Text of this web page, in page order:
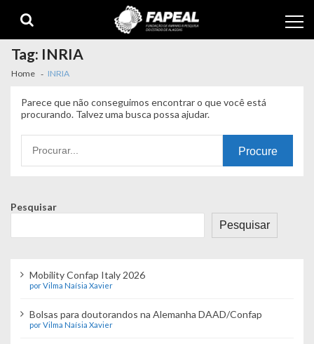
navigation
content
Tag: INRIA
Home INRIA
Parece que não conseguimos encontrar o que você está
procurando. Talvez uma busca possa ajudar.
por:
Pesquisar
Pesquisar
Mobility Confap Italy 2026
por Vilma Naísia Xavier
Bolsas para doutorandos na Alemanha DAAD/Confap
por Vilma Naísia Xavier